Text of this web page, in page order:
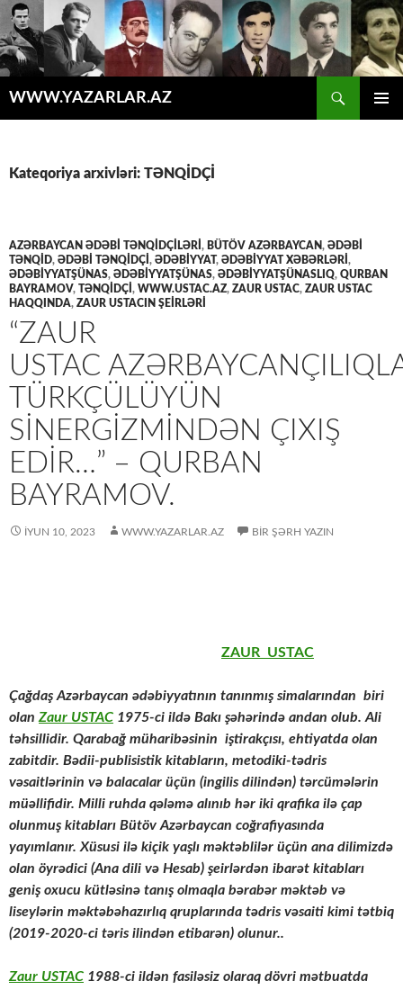
WWW.YAZARLAR.AZ
Kateqoriya arxivləri: TƏNQİDÇİ
AZƏRBAYCAN ƏDƏBİ TƏNQİDÇİLƏRİ , BÜTÖV AZƏRBAYCAN, ƏDƏBİ
TƏNQİD, ƏDƏBİ TƏNQİDÇİ , ƏDƏBİYYAT , ƏDƏBIYYAT XƏBƏRLƏRI ,
ƏDƏBIYYATŞÜNAS, ƏDƏBİYYATŞÜNAS, ƏDƏBIYYATŞÜNASLIQ, QURBAN
BAYRAMOV, TƏNQİDÇİ , WWW.USTAC.AZ, ZAUR USTAC, ZAUR USTAC
HAQQINDA, ZAUR USTACIN ŞEİRLƏRİ
“ZAUR
USTAC
TÜRKÇÜLÜYÜN
SINERGIZMINDƏN ÇIXIŞ
EDIR…” – QURBAN
BAYRAMOV.
İYUN 10, 2023 WWW.YAZARLAR.AZ BIR ŞƏRH YAZIN
ZAUR USTAC
Çağdaş Azərbaycan ədəbiyyatının tanınmış simalarından biri
olanZaur USTAC 1975-ci ildə Bakı şəhərində andan olub. Ali
təhsillidir. Qarabağ müharibəsinin iştirakçısı, ehtiyatda olan
zabitdir. Bədii-publisistik kitabların, metodiki-tədris
vəsaitlərinin və balacalar üçün (ingilis dilindən) tərcümələrin
müəllifidir. Milli ruhda qələmə alınıb hər iki qrafika ilə çap
olunmuş kitabları Bütöv Azərbaycan coğrafiyasında
yayımlanır. Xüsusi ilə kiçik yaşlı məktəblilər üçün ana dilimizdə
olan öyrədici (Ana dili və Hesab) şeirlərdən ibarət kitabları
geniş oxucu kütləsinə tanış olmaqla bərabər məktəb və
liseylərin məktəbəhazırlıq qruplarında tədris vəsaiti kimi tətbiq
(2019-2020-ci təris ilindən etibarən) olunur..
Zaur USTAC 1988-ci ildən fasiləsiz olaraq dövri mətbuatda